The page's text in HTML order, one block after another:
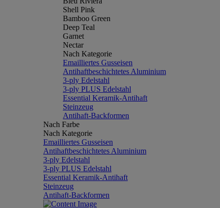
Shell Pink
Bamboo Green
Deep Teal
Garnet
Nectar
Nach Kategorie
Emailliertes Gusseisen
Antihaftbeschichtetes Aluminium
3-ply Edelstahl
3-ply PLUS Edelstahl
Essential Keramik-Antihaft
Steinzeug
Antihaft-Backformen
Nach Farbe
Nach Kategorie
Emailliertes Gusseisen
Antihaftbeschichtetes Aluminium
3-ply Edelstahl
3-ply PLUS Edelstahl
Essential Keramik-Antihaft
Steinzeug
Antihaft-Backformen